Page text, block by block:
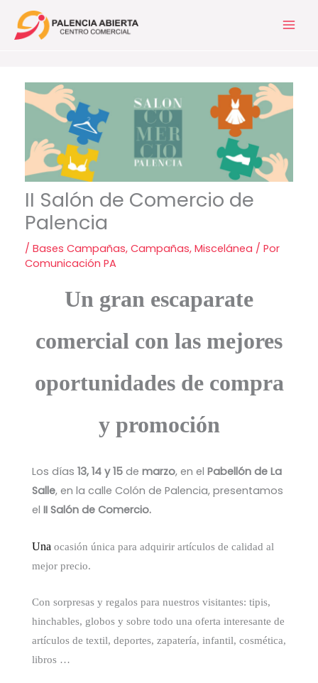
II Salón de Comercio de
Palencia
/ Bases Campañas, Campañas, Miscelánea / Por
Comunicación PA
Un gran escaparate
comercial con las mejores
oportunidades de compra
y promoción
Los días 13, 14 y 15de marzo, en el Pabellón de La
Salle, en la calle Colón de Palencia, presentamos
el II Salón de Comercio.
Unaocasión única para adquirir artículos de calidad al
mejor precio.
Con sorpresas y regalos para nuestros visitantes: tipis,
hinchables, globos y sobre todo una oferta interesante de
artículos de textil, deportes, zapatería, infantil, cosmética,
libros …